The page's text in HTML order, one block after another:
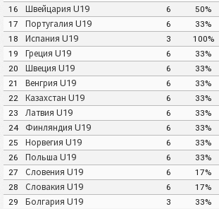
16
Швейцария U19 6 50%
17
Португалия U19 6 33%
18
Испания U19 3 100%
19
Греция U19 6 33%
20
Швеция U19 6 33%
21
Венгрия U19 6 33%
22
Казахстан U19 6 33%
23
Латвия U19 6 33%
24
Финляндия U19 6 33%
25
Норвегия U19 6 33%
26
Польша U19 6 33%
27
Словения U19 6 17%
28
Словакия U19 6 17%
29
Болгария U19 3 33%